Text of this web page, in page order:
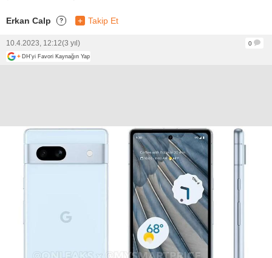
Erkan Calp ? + Takip Et
10.4.2023, 12:12(3 yıl)
0
+ DH'yi Favori Kaynağın Yap